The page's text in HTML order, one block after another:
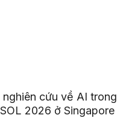
cứu về AI trong
2026 ở Singapore